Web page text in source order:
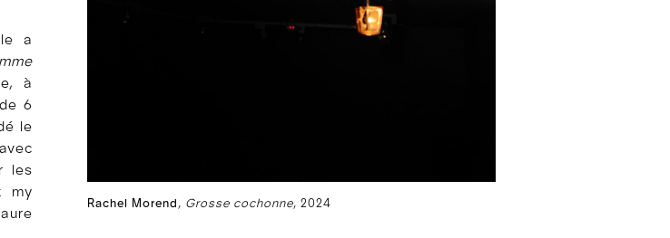
a
à
6
le
les
my
Rachel Morend , Grosse cochonne, 2024